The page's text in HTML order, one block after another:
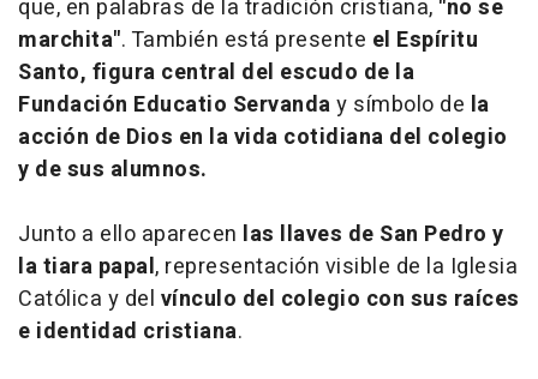
que, en palabras de la tradición cristiana, "no se
marchita". También está presente el Espíritu
Santo, figura central del escudo de la
Fundación Educatio Servanday símbolo de la
acción de Dios en la vida cotidiana del colegio
y de sus alumnos.
Junto a ello aparecen las llaves de San Pedro y
la tiara papal, representación visible de la Iglesia
Católica y del vínculo del colegio con sus raíces
e identidad cristiana.